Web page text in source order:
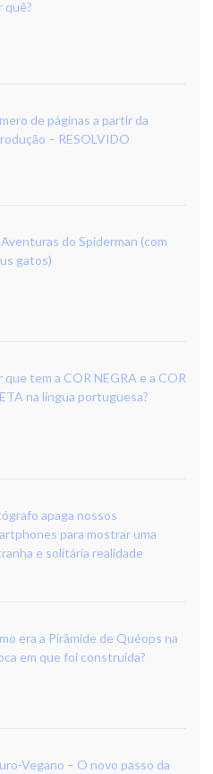
quê?
de páginas a partir da
– RESOLVIDO
do Spiderman (com
gatos)
que tem a COR NEGRA e a COR
na língua portuguesa?
apaga nossos
para mostrar uma
e solitária realidade
era a Pirâmide de Quéops na
em que foi construída?
Vegano – O novo passo da